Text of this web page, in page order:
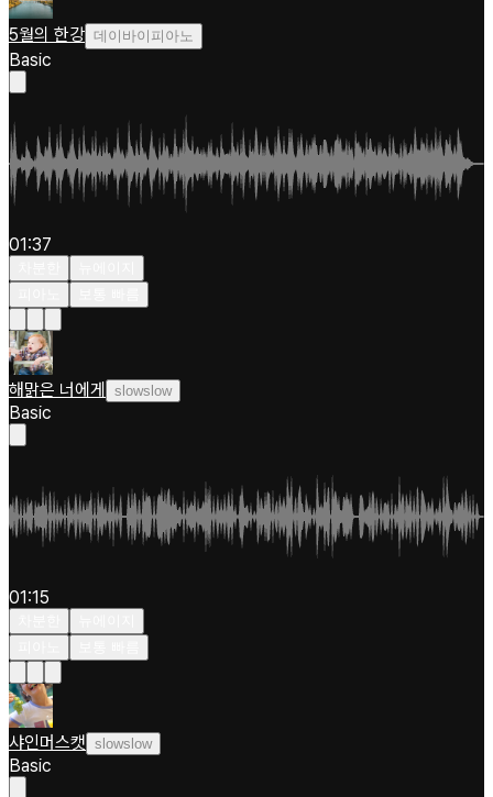
5월의 한강 데이바이피아노
Basic
01:37
해맑은 너에게 slowslow
Basic
01:15
샤인머스캣 slowslow
Basic